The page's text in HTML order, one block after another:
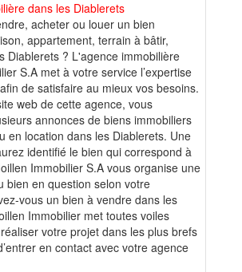
dans les Diablerets
acheter ou louer un bien
appartement, terrain à bâtir,
Diablerets ? L'agence immobilière
S.A met à votre service l’expertise
de satisfaire au mieux vos besoins.
web de cette agence, vous
annonces de biens immobiliers
en location dans les Diablerets. Une
identifié le bien qui correspond à
Immobilier S.A vous organise une
bien en question selon votre
vous un bien à vendre dans les
Immobilier met toutes voiles
votre projet dans les plus brefs
en contact avec votre agence